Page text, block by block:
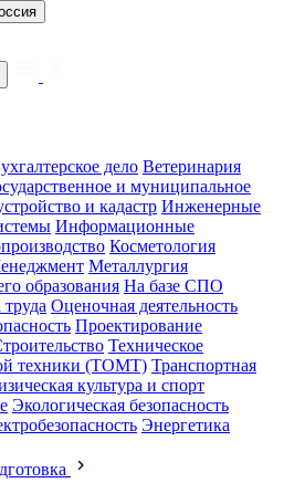
дело Ветеринария
и муниципальное
и кадастр Инженерные
Информационные
Косметология
Металлургия
образования На базе СПО
Оценочная деятельность
Проектирование
Техническое
техники (ТОМТ) Транспортная
культура и спорт
Экологическая безопасность
Энергетика